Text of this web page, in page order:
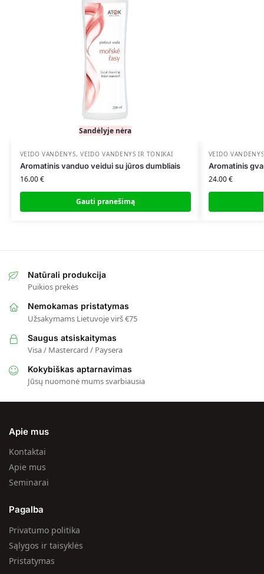
Sandėlyje nėra
VEIDO VANDENYS, VEIDO VANDENYS IR TONIKAI
Aromatinis vanduo veidui su jūros dumbliais
16.00€
Gauti pranešimą
VEIDO
Aromatinis
24.00€
Natūrali produkcija
Puikios prekės
Nemokamas pristatymas
Užsakymams Lietuvoje virš €75
Saugus atsiskaitymas
Visa / Mastercard / Paysera
Kokybiškas aptarnavimas
Jūsų nuomonė mums svarbiausia
Apie mus
Kontaktai
Apie mus
Seminarai
Pagalba
Privatumo politika
Sąlygos ir taisyklės
Pristatymas